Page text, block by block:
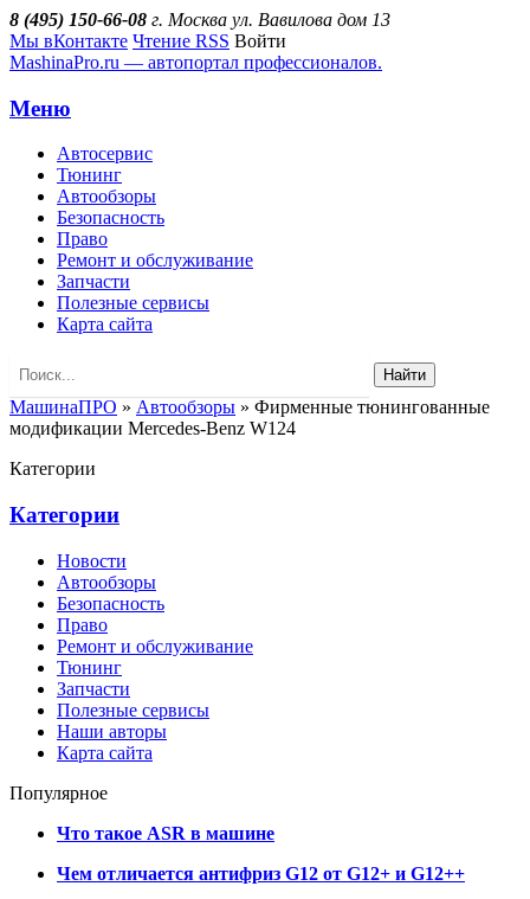
8 (495) 150-66-08 г. Москва ул. Вавилова дом 13
Мы вКонтакте Чтение RSS Войти
MashinaPro.ru — автопортал профессионалов.
Меню
Автосервис
Тюнинг
Автообзоры
Безопасность
Право
Ремонт и обслуживание
Запчасти
Полезные сервисы
Карта сайта
Найти
МашинаПРО » Автообзоры » Фирменные тюнингованные
модификации Mercedes-Benz W124
Категории
Категории
Новости
Автообзоры
Безопасность
Право
Ремонт и обслуживание
Тюнинг
Запчасти
Полезные сервисы
Наши авторы
Карта сайта
Популярное
Что такое ASR в машине
Чем отличается антифриз G12 от G12+ и G12++